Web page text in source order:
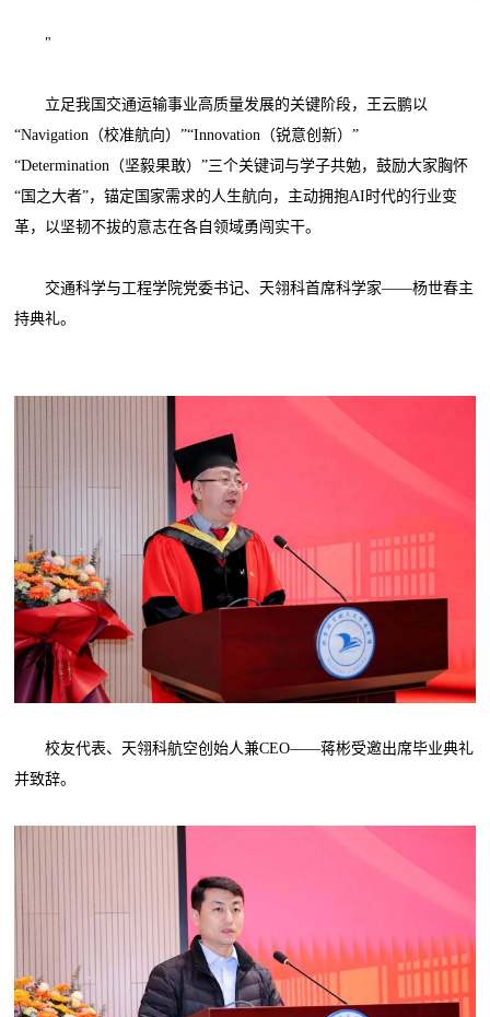
"
立足我国交通运输事业高质量发展的关键阶段，王云鹏以
“Navigation（校准航向）”“Innovation（锐意创新）”
“Determination（坚毅果敢）”三个关键词与学子共勉，鼓励大家胸怀
“国之大者”，锚定国家需求的人生航向，主动拥抱AI时代的行业变
革，以坚韧不拔的意志在各自领域勇闯实干。
交通科学与工程学院党委书记、天翎科首席科学家——杨世春主
持典礼。
校友代表、天翎科航空创始人兼CEO——蒋彬受邀出席毕业典礼
并致辞。